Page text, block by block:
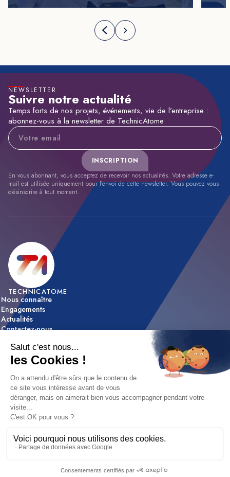
NEWSLETTER
Suivre notre actualité
Temps forts de nos projets, événements, vie de l’entreprise :
abonnez-vous à la newsletter de TechnicAtome
Adresse e-mail
INSCRIPTION
En vous abonnant, vous acceptez de recevoir nos actualités. Votre adresse e-
mail est utilisée uniquement pour l’envoi de cette newsletter. Vous pouvez vous
désinscrire à tout moment.
TECHNICATOME
Nous connaître
Engagements
Actualités
Contactez-nous
Expertise & innovation
Réalisations
NOUS REJOINDRE
Nos métiers
Etapes de recrutement / FAQ
Mentions légales|Déclaration d'accessibilité